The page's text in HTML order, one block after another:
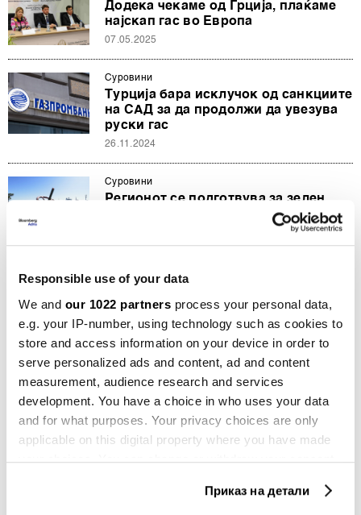
Responsible use of your data
We and our 1022 partners process your personal data,
e.g. your IP-number, using technology such as cookies to
store and access information on your device in order to
serve personalized ads and content, ad and content
measurement, audience research and services
development. You have a choice in who uses your data
and for what purposes. Your privacy choices are only
applicable on this digital property where you have made
your choices. You can change or withdraw your consent
Приказ на детали
Додека чекаме од Грција, плаќаме
најскап гас во Европа
07.05.2025
Суровини
Турција бара исклучок од санкциите
на САД за да продолжи да увезува
руски гас
26.11.2024
Суровини
Регионот се подготвува за зелен
водород, ќе биде ли Македонија дел
24.09.2024
Суровини
Гасот достигна највисока цена
годинава
08.08.2024
протокот на гасоводот Русија-
Украина
12.06.2024
ЕБОР одобри кредит за гасоводот,